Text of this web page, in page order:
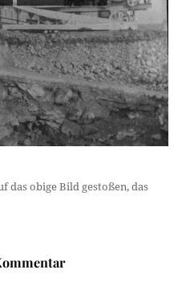
das obige Bild gestoßen, das